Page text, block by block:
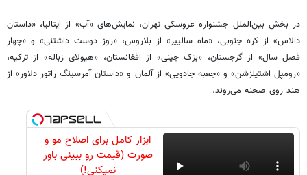
در بخش بین‌الملل جشنواره عروسکی تهران، نمایش‌های «آب» از ایتالیا، «داستان
دالاس» از کره جنوبی، «ماه سالییر» از بلاروس، «روز دوست داشتنی» و «چهار
فصل سال» از گرجستان، «بزک چینی» از افغانستان، «هیولای زباله» از ترکیه،
«رومپل اشتیلزشن» و «جعبه جادویی» از آلمان و «داستان آمرسینگ راتور دلاور» از
هند روی صحنه می‌روند.
ابزار کامل برای اصلاح مو و
صورت (قیمت رو ببینی باور
نمیکنی!)